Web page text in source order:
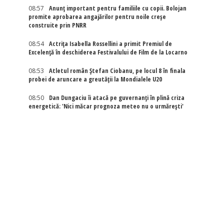
08:57
Anunț important pentru familiile cu copii. Bolojan
promite aprobarea angajărilor pentru noile creșe
construite prin PNRR
08:54
Actriţa Isabella Rossellini a primit Premiul de
Excelenţă în deschiderea Festivalului de Film de la Locarno
08:53
Atletul român Ștefan Ciobanu, pe locul 8 în finala
probei de aruncare a greutății la Mondialele U20
08:50
Dan Dungaciu îi atacă pe guvernanți în plină criza
energetică: 'Nici măcar prognoza meteo nu o urmărești'